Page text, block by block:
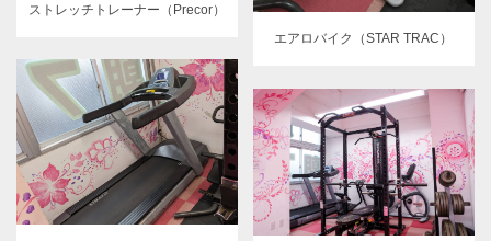
エアロバイク（STAR TRAC）
ストレッチトレーナー（Precor）